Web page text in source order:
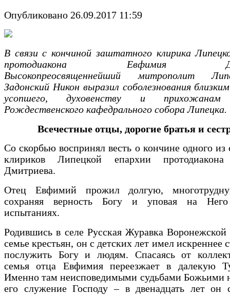
Опубликовано 26.09.2017 11:59
В связи с кончиной заштатного клирика
протодиакона Евфимия
Высокопреосвященнейший митрополит
Задонский Никон выразил соболезнования
усопшего, духовенству и прихожанам
Рождественского кафедрального собора Липецка.
Всечестные отцы, дорогие братья и
Со скорбью воспринял весть о кончине одного из
клириков Липецкой епархии
Дмитриева.
Отец Евфимий прожил долгую,
сохраняя верность Богу и уповая на
испытаниях.
Родившись в селе Русская Журавка Воронежской
семье крестьян, он с детских лет имел искреннее
послужить Богу и людям. Спасаясь от
семья отца Евфимия переезжает в далекую
Именно там неисповедимыми судьбами Божьими
его служение Господу – в двенадцать лет он